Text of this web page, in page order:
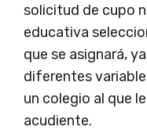
solicitud de cupo
educativa
que se asignará,
diferentes
un colegio al que
acudiente.